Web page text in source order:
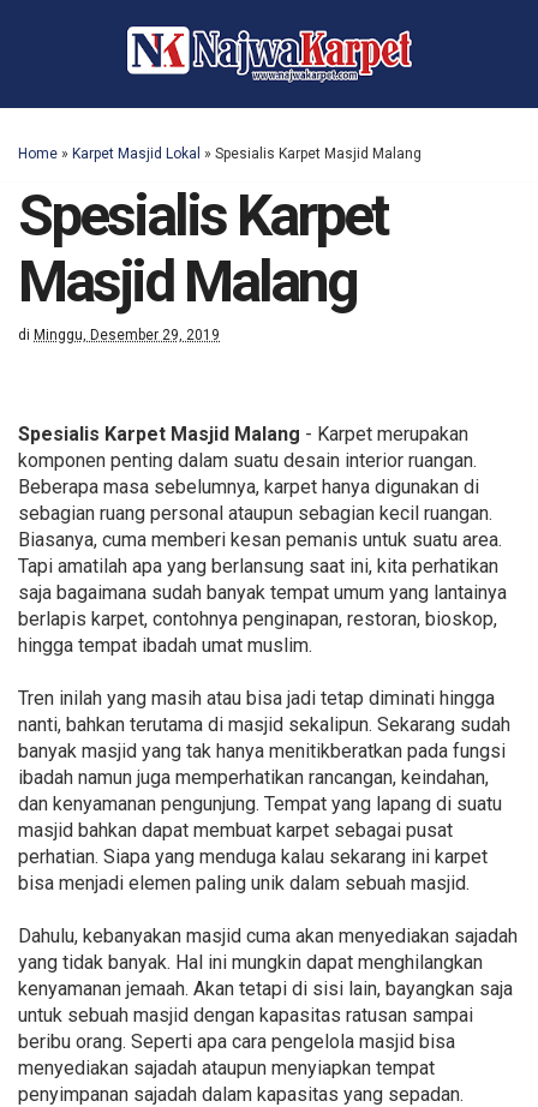
Home » Karpet Masjid Lokal » Spesialis Karpet Masjid Malang
Spesialis Karpet
Masjid Malang
di Minggu, Desember 29, 2019
Spesialis Karpet Masjid Malang - Karpet merupakan
komponen penting dalam suatu desain interior ruangan.
Beberapa masa sebelumnya, karpet hanya digunakan di
sebagian ruang personal ataupun sebagian kecil ruangan.
Biasanya, cuma memberi kesan pemanis untuk suatu area.
Tapi amatilah apa yang berlansung saat ini, kita perhatikan
saja bagaimana sudah banyak tempat umum yang lantainya
berlapis karpet, contohnya penginapan, restoran, bioskop,
hingga tempat ibadah umat muslim.
Tren inilah yang masih atau bisa jadi tetap diminati hingga
nanti, bahkan terutama di masjid sekalipun. Sekarang sudah
banyak masjid yang tak hanya menitikberatkan pada fungsi
ibadah namun juga memperhatikan rancangan, keindahan,
dan kenyamanan pengunjung. Tempat yang lapang di suatu
masjid bahkan dapat membuat karpet sebagai pusat
perhatian. Siapa yang menduga kalau sekarang ini karpet
bisa menjadi elemen paling unik dalam sebuah masjid.
Dahulu, kebanyakan masjid cuma akan menyediakan sajadah
yang tidak banyak. Hal ini mungkin dapat menghilangkan
kenyamanan jemaah. Akan tetapi di sisi lain, bayangkan saja
untuk sebuah masjid dengan kapasitas ratusan sampai
beribu orang. Seperti apa cara pengelola masjid bisa
menyediakan sajadah ataupun menyiapkan tempat
penyimpanan sajadah dalam kapasitas yang sepadan.